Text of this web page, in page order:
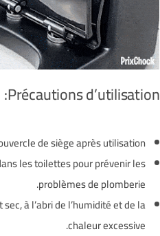
Précautions d’utilisation:
de siège après utilisation.
les toilettes pour prévenir les
problèmes de plomberie.
à l’abri de l’humidité et de la
chaleur excessive.